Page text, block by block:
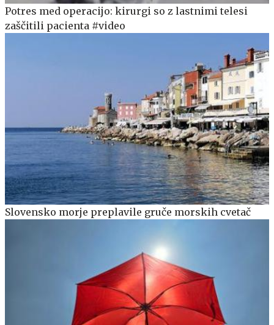
Potres med operacijo: kirurgi so z lastnimi telesi
zaščitili pacienta #video
Slovensko morje preplavile gruče morskih cvetač